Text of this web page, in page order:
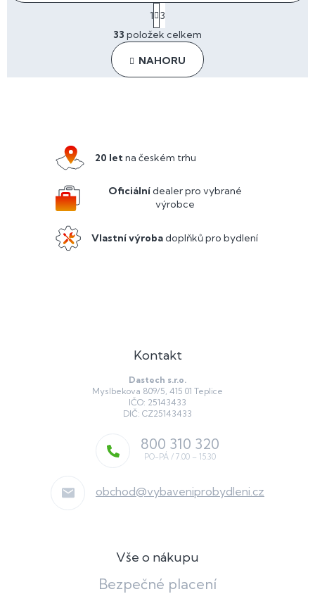
O
v
l
á
d
v
y
v
ý
i
S
t
r
á
n
k
o
1
3
33 položek celkem
NAHORU
20 letna českém trhu
Oficiálnídealer pro vybrané
výrobce
Vlastní výrobadoplňků pro bydlení
Kontakt
Dastech s.r.o.
Myslbekova 809/5, 415 01 Teplice
IČO: 25143433
DIČ: CZ25143433
obchod@vybaveniprobydleni.cz
800 310 320
Vše o nákupu
Bezpečné placení